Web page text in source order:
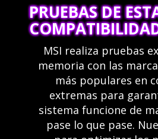
PRUEBAS DE
MSI realiza pruebas
memoria con las
más populares en
extremas para
sistema funcione de
pase lo que pase.